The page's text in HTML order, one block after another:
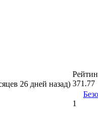
26 дней назад) 371.77
1